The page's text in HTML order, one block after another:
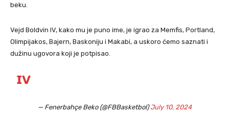
beku.
Vejd Boldvin IV, kako mu je puno ime, je igrao za Memfis, Portland,
Olimpijakos, Bajern, Baskoniju i Makabi, a uskoro ćemo saznati i
dužinu ugovora koji je potpisao.
𝗜𝗩
— Fenerbahçe Beko (@FBBasketbol)July 10, 2024